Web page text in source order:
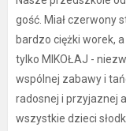
gość. Miał czerwony
bardzo ciężki worek,
tylko MIKOŁAJ -
wspólnej zabawy i
radosnej i przyjaznej
wszystkie dzieci